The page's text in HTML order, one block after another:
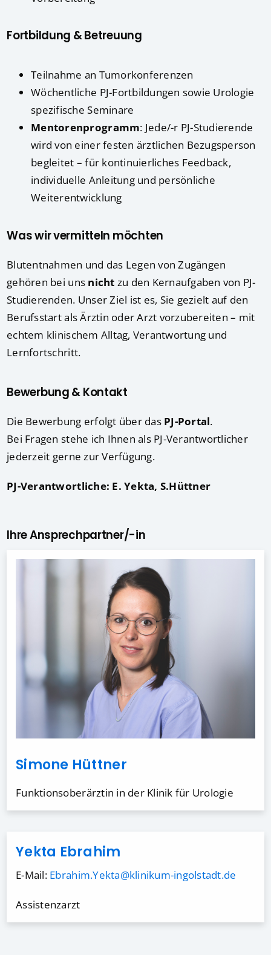
Fortbildung & Betreuung
Teilnahme an Tumorkonferenzen
Wöchentliche PJ-Fortbildungen sowie Urologie
spezifische Seminare
Mentorenprogramm: Jede/-r PJ-Studierende
wird von einer festen ärztlichen Bezugsperson
begleitet – für kontinuierliches Feedback,
individuelle Anleitung und persönliche
Weiterentwicklung
Was wir vermitteln möchten
Blutentnahmen und das Legen von Zugängen
gehören bei uns nicht zu den Kernaufgaben von PJ-
Studierenden. Unser Ziel ist es, Sie gezielt auf den
Berufsstart als Ärztin oder Arzt vorzubereiten – mit
echtem klinischem Alltag, Verantwortung und
Lernfortschritt.
Bewerbung & Kontakt
Die Bewerbung erfolgt über das PJ-Portal.
Bei Fragen stehe ich Ihnen als PJ-Verantwortlicher
jederzeit gerne zur Verfügung.
PJ-Verantwortliche: E. Yekta, S.Hüttner
Ihre Ansprechpartner/-in
Simone Hüttner
Funktionsoberärztin in der Klinik für Urologie
Yekta Ebrahim
E-Mail: Ebrahim.Yekta@klinikum-ingolstadt.de
Assistenzarzt